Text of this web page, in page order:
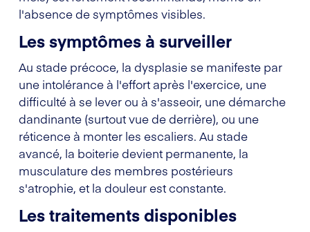
l'absence de symptômes visibles.
Les symptômes à surveiller
Au stade précoce, la dysplasie se manifeste par
une intolérance à l'effort après l'exercice, une
difficulté à se lever ou à s'asseoir, une démarche
dandinante (surtout vue de derrière), ou une
réticence à monter les escaliers. Au stade
avancé, la boiterie devient permanente, la
musculature des membres postérieurs
s'atrophie, et la douleur est constante.
Les traitements disponibles